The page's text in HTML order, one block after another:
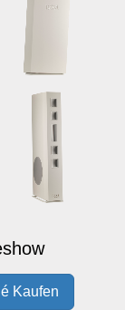
Kaufen